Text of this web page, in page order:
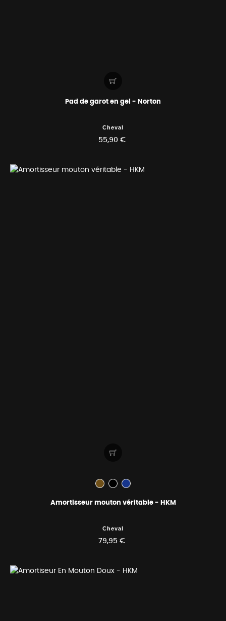
Pad de garot en gel - Norton
Cheval
55,90 €
Amortisseur mouton véritable - HKM
Cheval
79,95 €